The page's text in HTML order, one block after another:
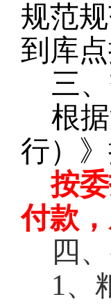
规范
到库点
三
根
行）》
按
付款
四
1、